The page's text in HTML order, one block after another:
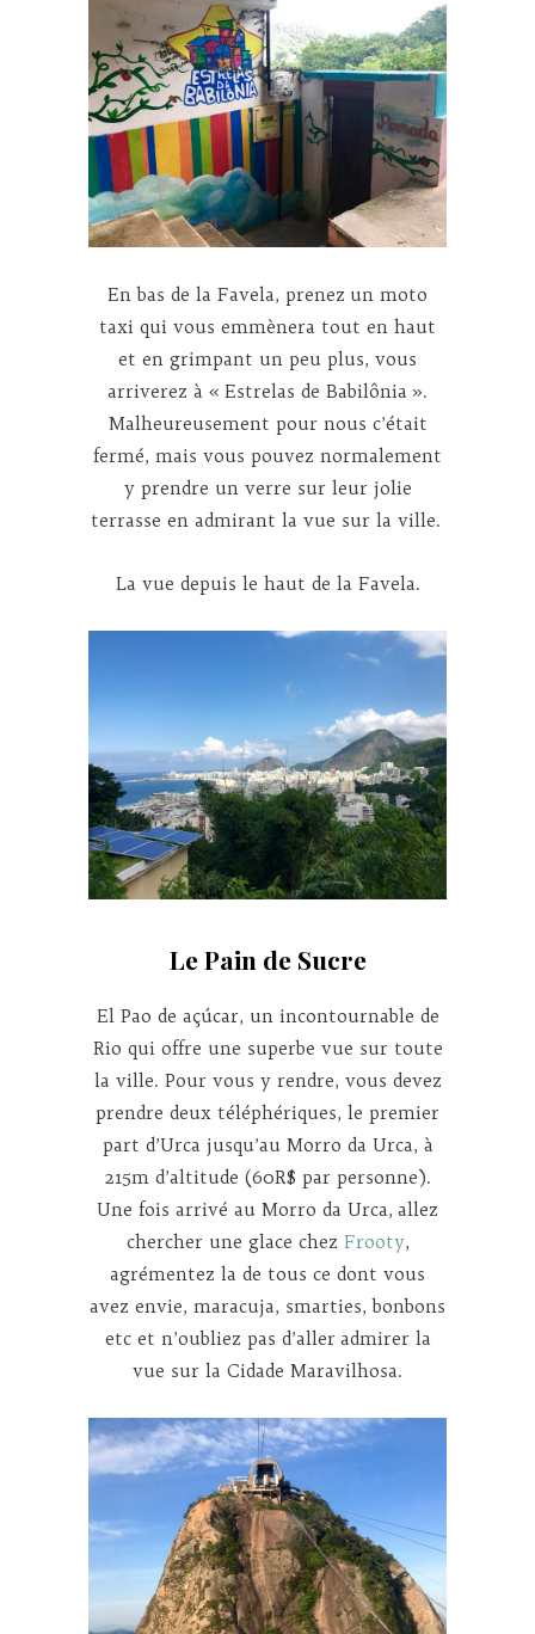
En bas de la Favela, prenez un moto
taxi qui vous emmènera tout en haut
et en grimpant un peu plus, vous
arriverez à « Estrelas de Babilônia ».
Malheureusement pour nous c’était
fermé, mais vous pouvez normalement
y prendre un verre sur leur jolie
terrasse en admirant la vue sur la ville.
La vue depuis le haut de la Favela.
Le Pain de Sucre
El Pao de açúcar, un incontournable de
Rio qui offre une superbe vue sur toute
la ville. Pour vous y rendre, vous devez
prendre deux téléphériques, le premier
part d’Urca jusqu’au Morro da Urca, à
215m d’altitude (60R$ par personne).
Une fois arrivé au Morro da Urca, allez
chercher une glace chez Frooty,
agrémentez la de tous ce dont vous
avez envie, maracuja, smarties, bonbons
etc et n’oubliez pas d’aller admirer la
vue sur la Cidade Maravilhosa.